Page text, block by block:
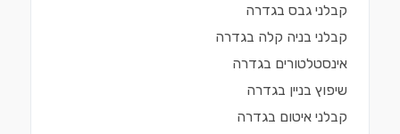
קבלני גבס בגדרה
קבלני בניה קלה בגדרה
אינסטלטורים בגדרה
שיפוץ בניין בגדרה
קבלני איטום בגדרה